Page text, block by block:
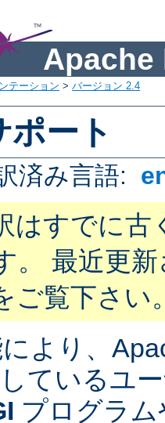
Apache
テーション > バージョン 2.4
ート
済み言語:
はすでに古
。 最近更
ご覧下さい
より、
ているユ
プログラ